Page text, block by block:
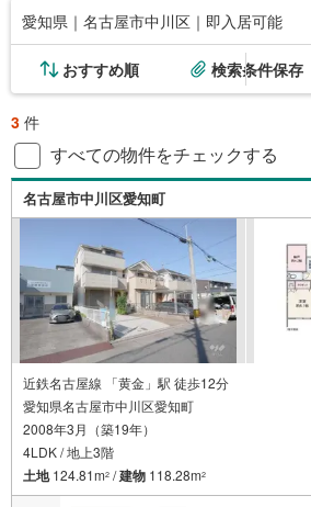
愛知県｜名古屋市中川区｜即入居可能
おすすめ順 検索条件保存
3 件
すべての物件をチェックする
名古屋市中川区愛知町
近鉄名古屋線 「黄金」駅 徒歩12分
愛知県名古屋市中川区愛知町
2008年3月（築19年）
4LDK / 地上3階
土地124.81m2 /建物 118.28m2